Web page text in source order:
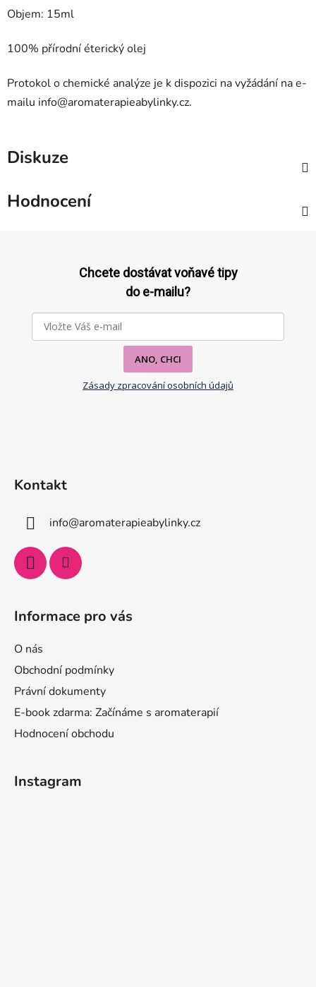
Objem: 15ml
100% přírodní éterický olej
Protokol o chemické analýze je k dispozici na vyžádání na e-
mailu info@aromaterapieabylinky.cz.
Diskuze
Hodnocení
Chcete dostávat voňavé tipy
do e-mailu?
ANO, CHCI
Zásady zpracování osobních údajů
Kontakt
info@aromaterapieabylinky.cz
Informace pro vás
O nás
Obchodní podmínky
Právní dokumenty
E-book zdarma: Začínáme s aromaterapií
Hodnocení obchodu
Instagram